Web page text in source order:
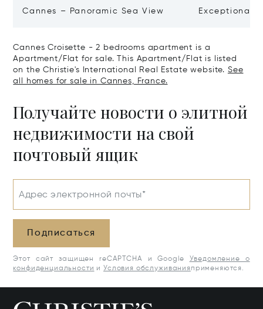
Cannes – Panoramic Sea View
Exceptional
Cannes Croisette - 2 bedrooms apartment is a
Apartment/Flat for sale. This Apartment/Flat is listed
on the Christie's International Real Estate website. See
all homes for sale in Cannes, France.
Получайте новости о элитной
недвижимости на свой
почтовый ящик
Адрес электронной почты*
Подписаться
Этот сайт защищен reCAPTCHA и Google
Уведомление о
конфиденциальности и Условия обслуживания применяются.